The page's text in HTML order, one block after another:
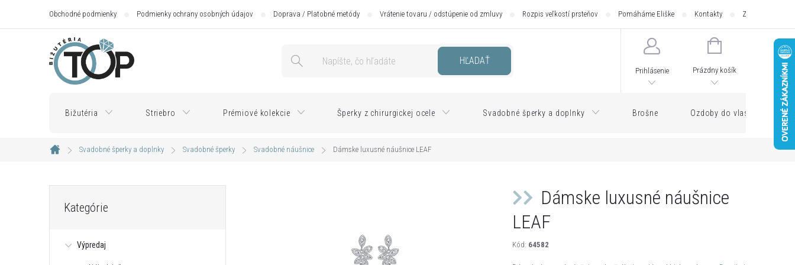
Obchodné podmienky Podmienky ochrany osobných údajov Doprava / Platobné metódy Vrátenie tovaru / odstúpenie od zmluvy Rozpis veľkostí prsteňov Pomáháme Eliške Kontakty Zásilkovna -
HĽADAŤ
Prihlásenie
NÁKUPNÝ
Prázdny košík
Bižutéria Striebro Prémiové kolekcie Šperky z chirurgickej ocele Svadobné šperky a doplnky Brošne Ozdoby do vlasov
Domov
Svadobné šperky a doplnky Svadobné šperky Svadobné náušnice Dámske luxusné náušnice LEAF
kategórie
Kategórie
Výpredaj
Dámske luxusné náušnice
LEAF
Kód: 64582